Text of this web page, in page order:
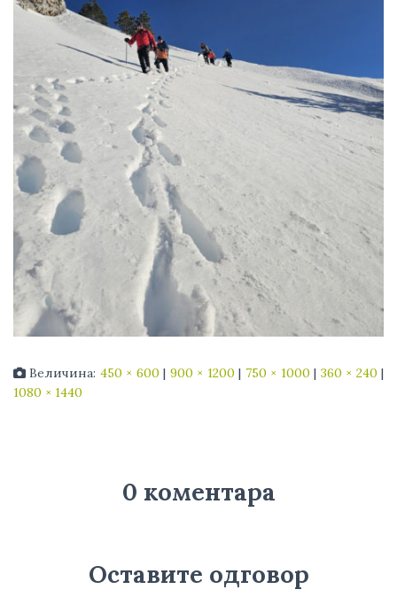
Величина: 450 × 600 | 900 × 1200 | 750 × 1000 | 360 × 240 |
1080 × 1440
0 коментара
Оставите одговор